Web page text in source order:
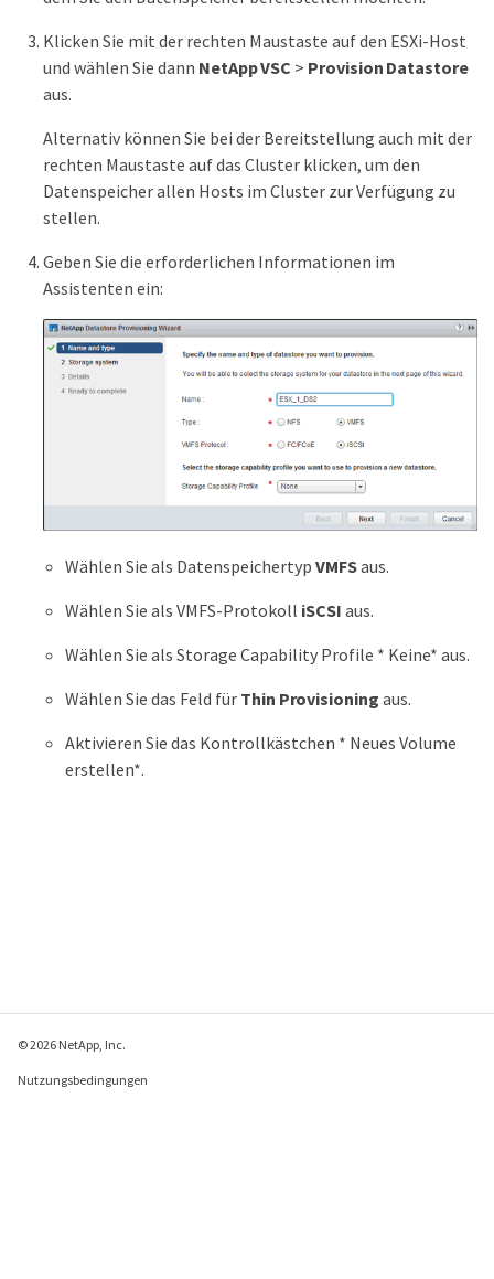
Klicken Sie mit der rechten Maustaste auf den ESXi-Host
und wählen Sie dann NetApp VSC > Provision Datastore
aus.
Alternativ können Sie bei der Bereitstellung auch mit der
rechten Maustaste auf das Cluster klicken, um den
Datenspeicher allen Hosts im Cluster zur Verfügung zu
stellen.
Geben Sie die erforderlichen Informationen im
Assistenten ein:
Wählen Sie als Datenspeichertyp VMFSaus.
Wählen Sie als VMFS-Protokoll iSCSI aus.
Wählen Sie als Storage Capability Profile * Keine* aus.
Wählen Sie das Feld für Thin Provisioning aus.
Aktivieren Sie das Kontrollkästchen * Neues Volume
erstellen*.
© 2026 NetApp, Inc.
Nutzungsbedingungen